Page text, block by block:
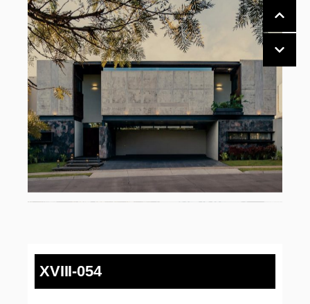
XVIII-054